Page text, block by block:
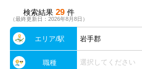
検索結果 29 件
（最終更新日：2026年8月8日）
エリア/駅 岩手郡
職種 選択してください